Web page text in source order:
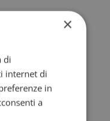
×
di
internet di
in
a